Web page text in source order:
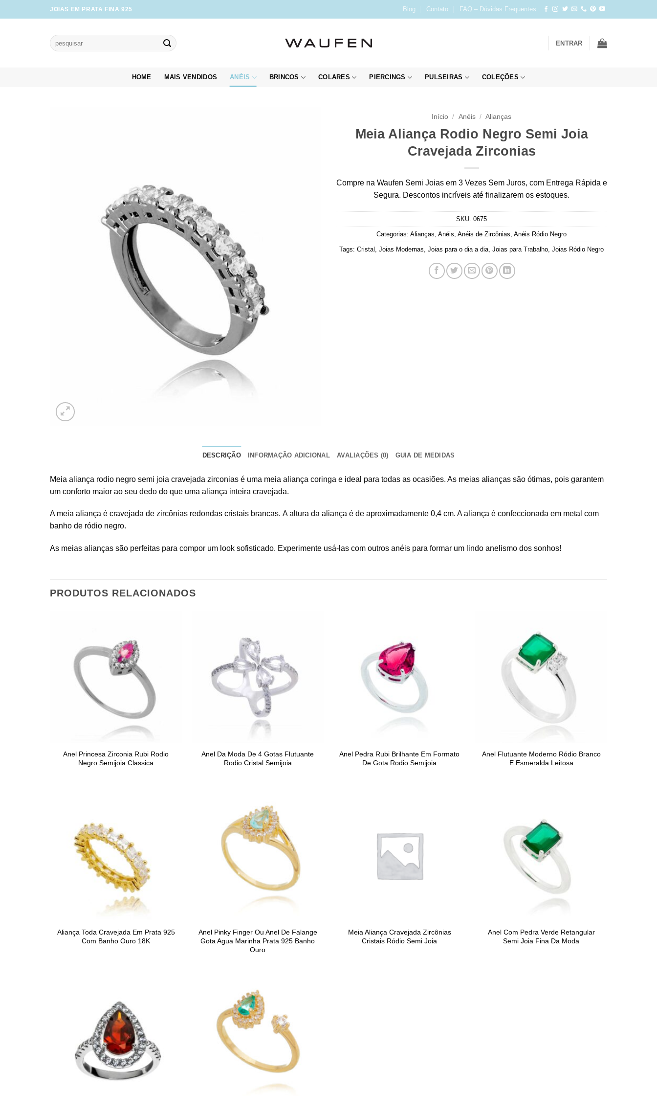
to
JOIAS EM PRATA FINA 925 Blog Contato FAQ – Dúvidas Frequentes
Pesquisar
por:
ENTRAR
HOME MAIS VENDIDOS ANÉIS BRINCOS COLARES PIERCINGS PULSEIRAS COLEÇÕES
Início / Anéis / Alianças
Meia Aliança Rodio Negro Semi Joia
Cravejada Zirconias
Compre na Waufen Semi Joias em 3 Vezes Sem Juros, com Entrega Rápida e
Segura. Descontos incríveis até finalizarem os estoques.
SKU: 0675
Categorias: Alianças Anéis Anéis de Zircônias Anéis Ródio Negro
Tags: Cristal Joias Modernas Joias para o dia a dia Joias para Trabalho Joias Ródio Negro
DESCRIÇÃO INFORMAÇÃO ADICIONAL AVALIAÇÕES (0) GUIA DE MEDIDAS
Meia aliança rodio negro semi joia cravejada zirconias é uma meia aliança coringa e ideal para todas as ocasiões. As meias alianças são ótimas, pois garantem
um conforto maior ao seu dedo do que uma aliança inteira cravejada.
A meia aliança é cravejada de zircônias redondas cristais brancas. A altura da aliança é de aproximadamente 0,4 cm. A aliança é confeccionada em metal com
banho de ródio negro.
As meias alianças são perfeitas para compor um look sofisticado. Experimente usá-las com outros anéis para formar um lindo anelismo dos sonhos!
PRODUTOS RELACIONADOS
Anel Princesa Zirconia Rubi Rodio
Negro Semijoia Classica
Anel Da Moda De 4 Gotas Flutuante
Rodio Cristal Semijoia
Anel Pedra Rubi Brilhante Em Formato
De Gota Rodio Semijoia
Anel Flutuante Moderno Ródio Branco
E Esmeralda Leitosa
Aliança Toda Cravejada Em Prata 925
Com Banho Ouro 18K
Anel Pinky Finger Ou Anel De Falange
Gota Agua Marinha Prata 925 Banho
Ouro
Meia Aliança Cravejada Zircônias
Cristais Ródio Semi Joia
Anel Com Pedra Verde Retangular
Semi Joia Fina Da Moda